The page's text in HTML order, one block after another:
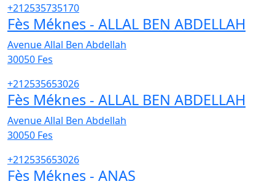
+212535735170
Fès Méknes - ALLAL BEN ABDELLAH
Avenue Allal Ben Abdellah
30050 Fes
+212535653026
Fès Méknes - ALLAL BEN ABDELLAH
Avenue Allal Ben Abdellah
30050 Fes
+212535653026
Fès Méknes - ANAS